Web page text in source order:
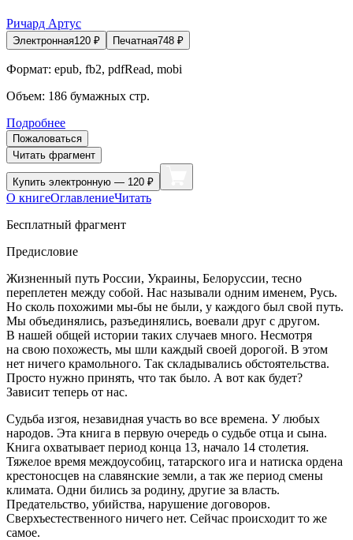
Ричард Артус
Электронная120 ₽ Печатная748 ₽
Формат: epub, fb2, pdfRead, mobi
Объем: 186 бумажных стр.
Подробнее
Пожаловаться
Читать фрагмент
Купить электронную — 120 ₽
О книгеОглавлениеЧитать
Бесплатный фрагмент
Предисловие
Жизненный путь России, Украины, Белоруссии, тесно
переплетен между собой. Нас называли одним именем, Русь.
Но сколь похожими мы-бы не были, у каждого был свой путь.
Мы объединялись, разъединялись, воевали друг с другом.
В нашей общей истории таких случаев много. Несмотря
на свою похожесть, мы шли каждый своей дорогой. В этом
нет ничего крамольного. Так складывались обстоятельства.
Просто нужно принять, что так было. А вот как будет?
Зависит теперь от нас.
Судьба изгоя, незавидная участь во все времена. У любых
народов. Эта книга в первую очередь о судьбе отца и сына.
Книга охватывает период конца 13, начало 14 столетия.
Тяжелое время междоусобиц, татарского ига и натиска ордена
крестоносцев на славянские земли, а так же период смены
климата. Одни бились за родину, другие за власть.
Предательство, убийства, нарушение договоров.
Сверхъестественного ничего нет. Сейчас происходит то же
самое.